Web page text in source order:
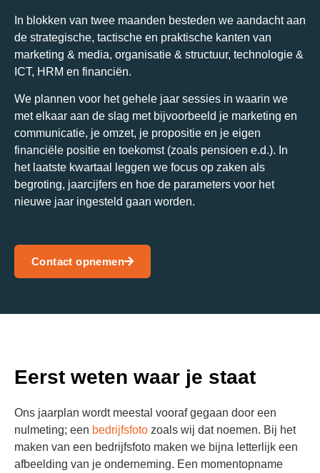
In blokken van twee maanden besteden we aandacht aan
de strategische, tactische en praktische kanten van
marketing & media, organisatie & structuur, technologie &
ICT, HRM en financiën.
We plannen voor het gehele jaar sessies in waarin we
met elkaar aan de slag met bijvoorbeeld je marketing en
communicatie, je omzet, je propositie en je eigen
financiële positie en toekomst (zoals pensioen e.d.). In
het laatste kwartaal leggen we focus op zaken als
begroting, jaarcijfers en hoe de parameters voor het
nieuwe jaar ingesteld gaan worden.
Contact opnemen
Eerst weten waar je staat
Ons jaarplan wordt meestal vooraf gegaan door een
nulmeting; een bedrijfsfoto zoals wij dat noemen. Bij het
maken van een bedrijfsfoto maken we bijna letterlijk een
afbeelding van je onderneming. Een momentopname